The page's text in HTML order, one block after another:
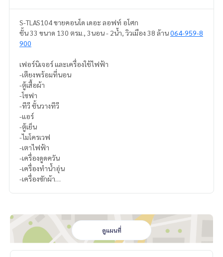
S-TLAS104 ขายคอนโด เดอะ ลอฟท์ อโศก
ชั้น 33 ขนาด 130 ตรม., 3นอน - 2น้ำ, วิวเมือง 38 ล้าน064-959-8
900
เฟอร์นิเจอร์ และเครื่องใช้ไฟฟ้า
-เตียงพร้อมที่นอน
-ตู้เสื้อผ้า
-โซฟา
-ทีวี ชั้นวางทีวี
-แอร์
-ตู้เย็น
-ไมโครเวฟ
-เตาไฟฟ้า
-เครื่องดูดควัน
-เครื่องทำน้ำอุ่น
-เครื่องซักผ้า
แอดมิน064-959-8900
แอดมิน094-549-4104
ดูแผนที่